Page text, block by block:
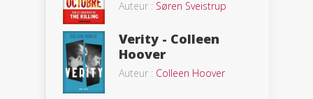
Auteur : Søren Sveistrup
Verity - Colleen
Hoover
Auteur : Colleen Hoover